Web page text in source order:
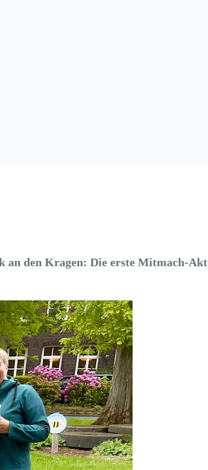
den Kragen: Die erste Mitmach-